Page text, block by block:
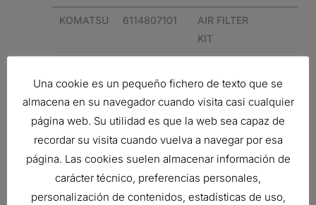
KOMATSU 6114807101
AIR FILTER
KIT
KIT
KOMATSU 6001823500
AIR FILTER
KIT
Related products
Una cookie es un pequeño fichero de texto que se
almacena en su navegador cuando visita casi cualquier
página web. Su utilidad es que la web sea capaz de
recordar su visita cuando vuelva a navegar por esa
página. Las cookies suelen almacenar información de
carácter técnico, preferencias personales,
personalización de contenidos, estadísticas de uso,